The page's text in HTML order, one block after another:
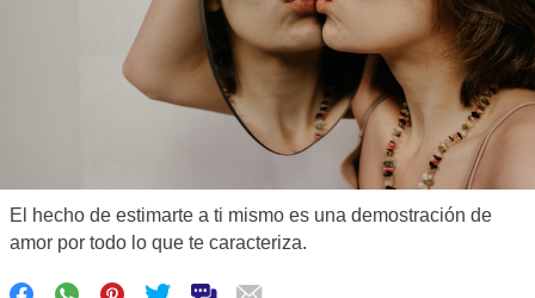
El hecho de estimarte a ti mismo es una demostración de
amor por todo lo que te caracteriza.